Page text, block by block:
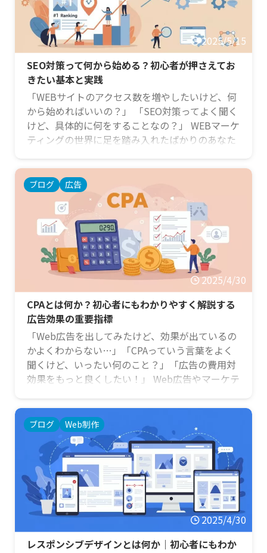
2025/5/15
SEO対策って何から始める？初心者が押さえてお
きたい基本と実践
「WEBサイトのアクセス数を増やしたいけど、何
から始めればいいの？」 「SEO対策ってよく聞く
けど、具体的に何をすることなの？」 WEBマーケ
ティングの世界に足を踏み入れたばかりのあなた
ん。特に、代理店などでSEO担当者になったばか
りの方や、これからSEOの基本を学びたい新任マ
ーケターの方にとって、SEO対策は専門用語も多
く、難しく感じられるかもしれません。 しかし、
ご安心ください！この記事では、SEO対策の基本
から、初心者の方がすぐに実践できる具体的なス
テップ …
ブログ 広告
2025/4/30
CPAとは何か？初心者にもわかりやすく解説する
広告効果の重要指標
「Web広告を出してみたけど、効果が出ているの
かよくわからない…」「CPAっていう言葉をよく
聞くけど、いったい何のこと？」「広告の費用対
効果をもっと良くしたい！」 Web広告やマーケテ
門用語に出会いますよね。その中でも特に重要な
指標の一つがCPAです。広告の成果を正しく評価
し、改善していくためには、このCPAの理解が欠
かせません。 この記事では、「CPAとは何か」と
いう基本から、その計算方法、重要性まで、広告
やマーケティングに詳しくない初心者の方にもわ
かりやすく …
ブログ Web制作
2025/4/30
レスポンシブデザインとは何か｜初心者にもわか